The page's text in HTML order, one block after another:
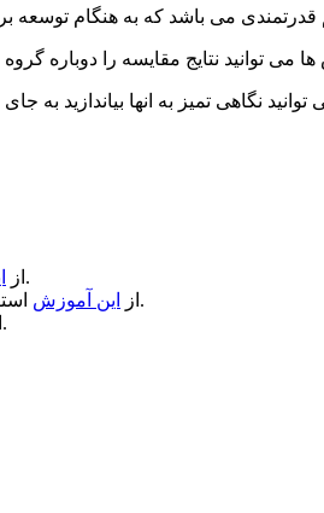
توانید نتایج مقایسه را دوباره
نگاهی تمیز به انها بیاندازید به جای
از استفاده کنید.
از این آموزش
استفاده کنید.
استفاده کنید.